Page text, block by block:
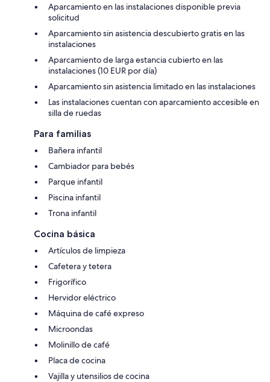
Aparcamiento en las instalaciones disponible previa
solicitud
Aparcamiento sin asistencia descubierto gratis en las
instalaciones
Aparcamiento de larga estancia cubierto en las
instalaciones (10 EUR por día)
Aparcamiento sin asistencia limitado en las instalaciones
Las instalaciones cuentan con aparcamiento accesible en
silla de ruedas
Para familias
Bañera infantil
Cambiador para bebés
Parque infantil
Piscina infantil
Trona infantil
Cocina básica
Artículos de limpieza
Cafetera y tetera
Frigorífico
Hervidor eléctrico
Máquina de café expreso
Microondas
Molinillo de café
Placa de cocina
Vajilla y utensilios de cocina